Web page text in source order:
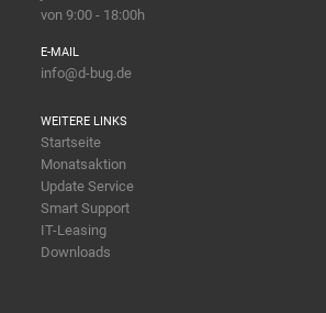
von 9:00 - 18:00h
E-MAIL
info@d-bug.de
WEITERE LINKS
Startseite
Monatsaktion
Update Service
Smart Support
IT-Leasing
Downloads